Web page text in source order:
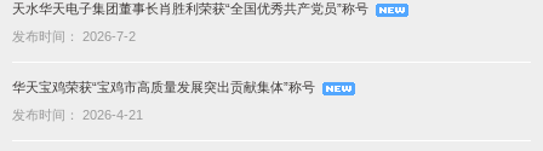
天水华天电子集团董事长肖胜利荣获“全国优秀共产党员”称号
发布时间： 2026-7-2
华天宝鸡荣获“宝鸡市高质量发展突出贡献集体”称号
发布时间： 2026-4-21